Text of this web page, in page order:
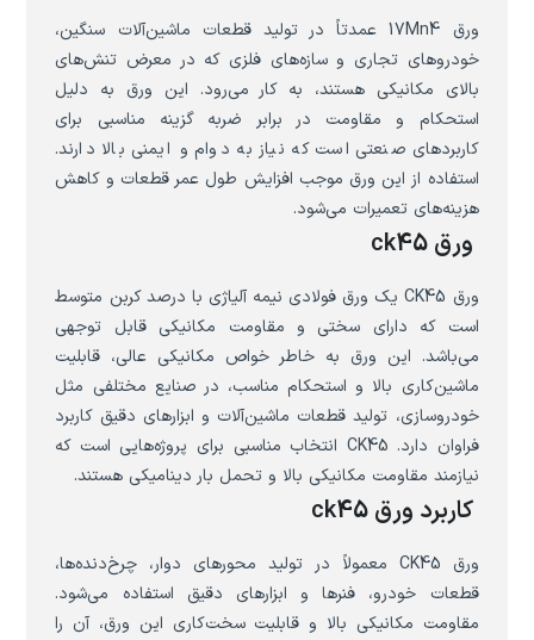
ورق 17Mn4 عمدتاً در تولید قطعات ماشین‌آلات سنگین،
خودروهای تجاری و سازه‌های فلزی که در معرض تنش‌های
بالای مکانیکی هستند، به کار می‌رود. این ورق به دلیل
استحکام و مقاومت در برابر ضربه گزینه مناسبی برای
کاربردهای صنعتی است که نیاز به دوام و ایمنی بالا دارند.
استفاده از این ورق موجب افزایش طول عمر قطعات و کاهش
هزینه‌های تعمیرات می‌شود.
ورق ck45
ورق CK45 یک ورق فولادی نیمه آلیاژی با درصد کربن متوسط
است که دارای سختی و مقاومت مکانیکی قابل توجهی
می‌باشد. این ورق به خاطر خواص مکانیکی عالی، قابلیت
ماشین‌کاری بالا و استحکام مناسب، در صنایع مختلفی مثل
خودروسازی، تولید قطعات ماشین‌آلات و ابزارهای دقیق کاربرد
فراوان دارد. CK45 انتخاب مناسبی برای پروژه‌هایی است که
نیازمند مقاومت مکانیکی بالا و تحمل بار دینامیکی هستند.
کاربرد ورق ck45
ورق CK45 معمولاً در تولید محورهای دوار، چرخ‌دنده‌ها،
قطعات خودرو، فنرها و ابزارهای دقیق استفاده می‌شود.
مقاومت مکانیکی بالا و قابلیت سخت‌کاری این ورق، آن را